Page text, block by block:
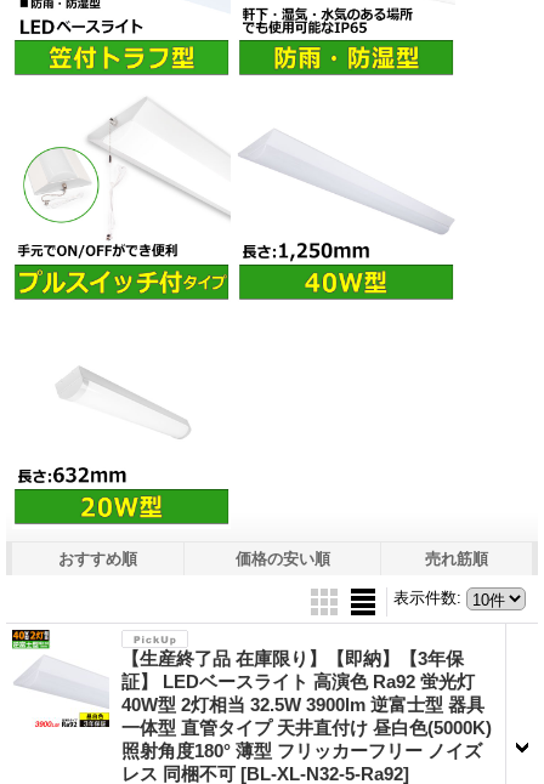
おすすめ順 価格の安い順 売れ筋順
表示件数:
【生産終了品 在庫限り】【即納】【3年保
証】 LEDベースライト 高演色 Ra92 蛍光灯
40W型 2灯相当 32.5W 3900lm 逆富士型 器具
一体型 直管タイプ 天井直付け 昼白色(5000K)
照射角度180° 薄型 フリッカーフリー ノイズ
レス 同梱不可 [BL-XL-N32-5-Ra92]